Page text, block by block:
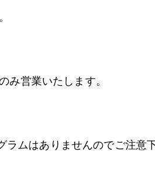
営業いたします。
ムはありませんのでご注意下